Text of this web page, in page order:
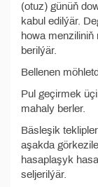
(otuz) günüň
kabul edilýär.
howa
berilýär.
Bellenen
Pul geçirmek
mahaly berler.
Bäsleşik
aşakda
hasaplaşyk
seljerilýär.